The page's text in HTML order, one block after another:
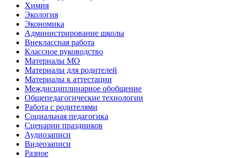
Химия
Экология
Экономика
Администрирование школы
Внеклассная работа
Классное руководство
Материалы МО
Материалы для родителей
Материалы к аттестации
Междисциплинарное обобщение
Общепедагогические технологии
Работа с родителями
Социальная педагогика
Сценарии праздников
Аудиозаписи
Видеозаписи
Разное